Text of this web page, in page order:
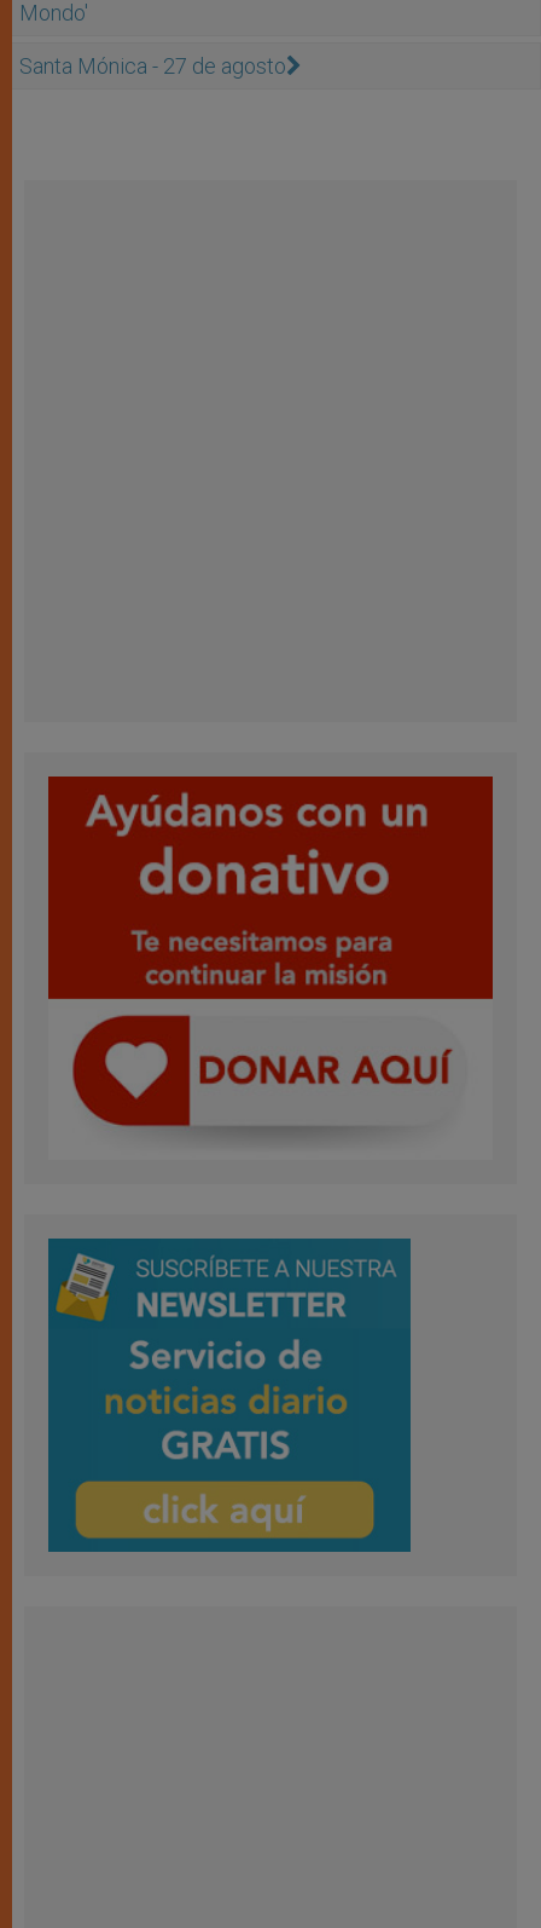
Mondo'
Santa Mónica - 27 de agosto